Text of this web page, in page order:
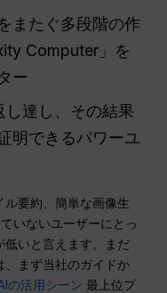
またぐ多段階の作
Computer」を
ー
し達し、その結果
明できるパワーユ
要約、簡単な画像生
いないユーザーにとっ
低いと言えます。まだ
、まず当社のガイドか
の活用シーン 最上位プ